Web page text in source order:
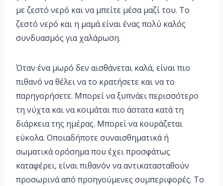
με ζεστό νερό και να μπείτε μέσα μαζί του. Το
ζεστό νερό και η μαμά είναι ένας πολύ καλός
συνδυασμός για χαλάρωση.
Όταν ένα μωρό δεν αισθάνεται καλά, είναι πιο
πιθανό να θέλει να το κρατήσετε και να το
παρηγορήσετε. Μπορεί να ξυπνάει περισσότερο
τη νύχτα και να κοιμάται πιο άστατα κατά τη
διάρκεια της ημέρας. Μπορεί να κουράζεται
εύκολα. Οποιαδήποτε συναισθηματικά ή
σωματικά ορόσημα που έχει προσφάτως
καταφέρει, είναι πιθανόν να αντικατασταθούν
προσωρινά από προηγούμενες συμπεριφορές. Το